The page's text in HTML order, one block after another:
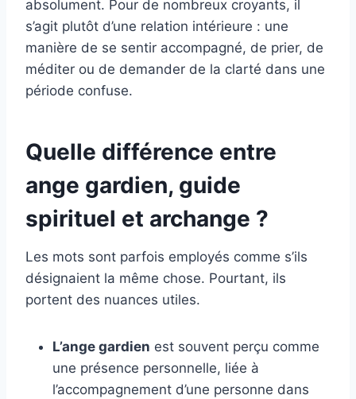
absolument. Pour de nombreux croyants, il
s’agit plutôt d’une relation intérieure : une
manière de se sentir accompagné, de prier, de
méditer ou de demander de la clarté dans une
période confuse.
Quelle différence entre
ange gardien, guide
spirituel et archange ?
Les mots sont parfois employés comme s’ils
désignaient la même chose. Pourtant, ils
portent des nuances utiles.
L’ange gardien est souvent perçu comme
une présence personnelle, liée à
l’accompagnement d’une personne dans